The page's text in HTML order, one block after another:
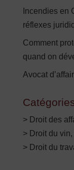
Incendies en
réflexes
Comment
quand on
Avocat
> Droit des
> Droit du
> Droit du